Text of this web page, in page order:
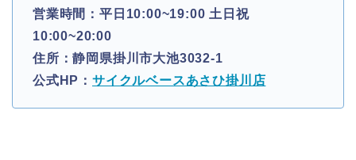
営業時間：平日10:00~19:00 土日祝
10:00~20:00
住所：静岡県掛川市大池3032-1
公式HP： サイクルベースあさひ掛川店